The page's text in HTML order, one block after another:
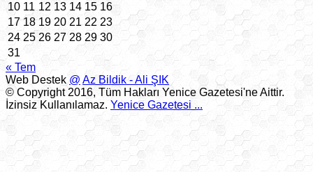
10 11 12 13 14 15 16
17 18 19 20 21 22 23
24 25 26 27 28 29 30
31
« Tem
Web Destek @ Az Bildik - Ali ŞIK
© Copyright 2016, Tüm Hakları Yenice Gazetesi'ne Aittir.
İzinsiz Kullanılamaz. Yenice Gazetesi ...